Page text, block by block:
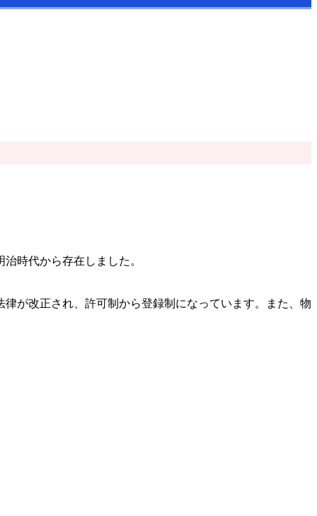
時代から存在しました。
が改正され、許可制から登録制になっています。また、物